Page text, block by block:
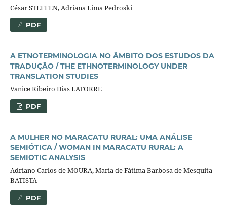
César STEFFEN, Adriana Lima Pedroski
PDF
A ETNOTERMINOLOGIA NO ÂMBITO DOS ESTUDOS DA
TRADUÇÃO / THE ETHNOTERMINOLOGY UNDER
TRANSLATION STUDIES
Vanice Ribeiro Dias LATORRE
PDF
A MULHER NO MARACATU RURAL: UMA ANÁLISE
SEMIÓTICA / WOMAN IN MARACATU RURAL: A
SEMIOTIC ANALYSIS
Adriano Carlos de MOURA, Maria de Fátima Barbosa de Mesquita
BATISTA
PDF